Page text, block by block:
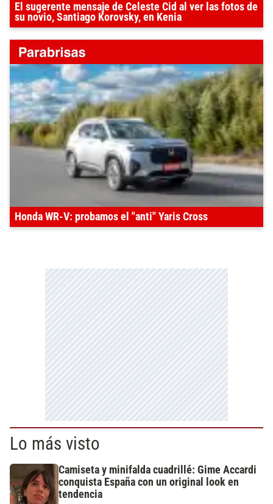
El sugerente mensaje de Celeste Cid al ver las fotos de
su novio, Santiago Korovsky, en Kenia
Honda WR-V: probamos el "anti" Yaris Cross
Lo más visto
Camiseta y minifalda cuadrillé: Gime Accardi
conquista España con un original look en
tendencia